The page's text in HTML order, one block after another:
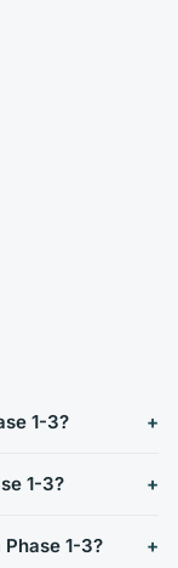
1-3?
1-3?
1-3?